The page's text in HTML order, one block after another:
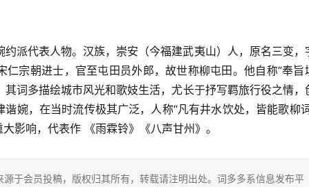
派代表人物。汉族，崇安（今福建武夷山）人，原名三变，
宗朝进士，官至屯田员外郎，故世称柳屯田。他自称“奉旨
其词多描绘城市风光和歌妓生活，尤长于抒写羁旅行役之情，
婉，在当时流传极其广泛，人称“凡有井水饮处，皆能歌柳
影响，代表作 《雨霖铃》《八声甘州》。
于会员投稿，版权归其所有，转载请注明出处。词多多系信息发布平